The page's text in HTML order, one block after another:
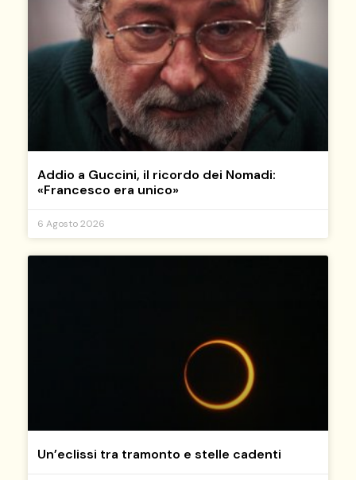
Addio a Guccini, il ricordo dei Nomadi:
«Francesco era unico»
6 Agosto 2026
Un’eclissi tra tramonto e stelle cadenti